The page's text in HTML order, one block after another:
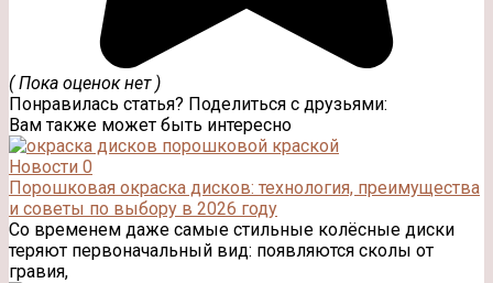
( Пока оценок нет )
Понравилась статья? Поделиться с друзьями:
Вам также может быть интересно
Новости 0
Порошковая окраска дисков: технология, преимущества
и советы по выбору в 2026 году
Со временем даже самые стильные колёсные диски
теряют первоначальный вид: появляются сколы от
гравия,